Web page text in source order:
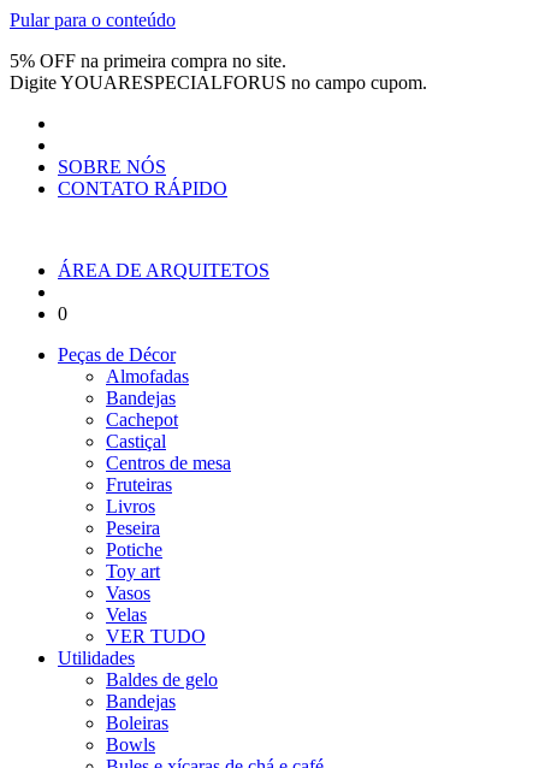
Pular para o conteúdo
5% OFF na primeira compra no site.
DigiteYOUARESPECIALFORUS no campo cupom.
SOBRE NÓS
CONTATO RÁPIDO
ÁREA DE ARQUITETOS
0
Peças de Décor
Almofadas
Bandejas
Cachepot
Castiçal
Centros de mesa
Fruteiras
Livros
Peseira
Potiche
Toy art
Vasos
Velas
VER TUDO
Utilidades
Baldes de gelo
Bandejas
Boleiras
Bowls